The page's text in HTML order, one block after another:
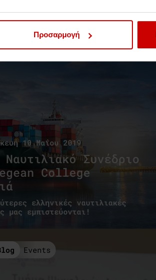
Προσαρμογή
10 Μαΐου 2019
Συνέδριο
College
ελληνικές ναυτιλιακές
μας εμπιστεύονται!
Events